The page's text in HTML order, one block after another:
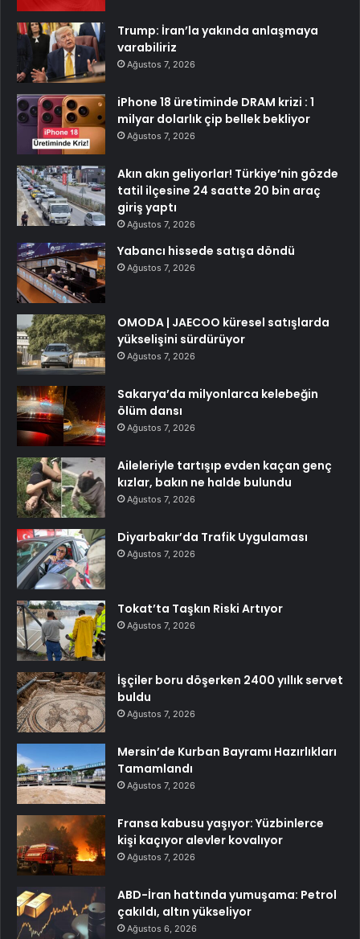
Trump: İran’la yakında anlaşmaya
varabiliriz
Ağustos 7, 2026
iPhone 18 üretiminde DRAM krizi : 1
milyar dolarlık çip bellek bekliyor
Ağustos 7, 2026
Akın akın geliyorlar! Türkiye’nin gözde
tatil ilçesine 24 saatte 20 bin araç
giriş yaptı
Ağustos 7, 2026
Yabancı hissede satışa döndü
Ağustos 7, 2026
OMODA | JAECOO küresel satışlarda
yükselişini sürdürüyor
Ağustos 7, 2026
Sakarya’da milyonlarca kelebeğin
ölüm dansı
Ağustos 7, 2026
Aileleriyle tartışıp evden kaçan genç
kızlar, bakın ne halde bulundu
Ağustos 7, 2026
Diyarbakır’da Trafik Uygulaması
Ağustos 7, 2026
Tokat’ta Taşkın Riski Artıyor
Ağustos 7, 2026
İşçiler boru döşerken 2400 yıllık servet
buldu
Ağustos 7, 2026
Mersin’de Kurban Bayramı Hazırlıkları
Tamamlandı
Ağustos 7, 2026
Fransa kabusu yaşıyor: Yüzbinlerce
kişi kaçıyor alevler kovalıyor
Ağustos 7, 2026
ABD-İran hattında yumuşama: Petrol
çakıldı, altın yükseliyor
Ağustos 6, 2026